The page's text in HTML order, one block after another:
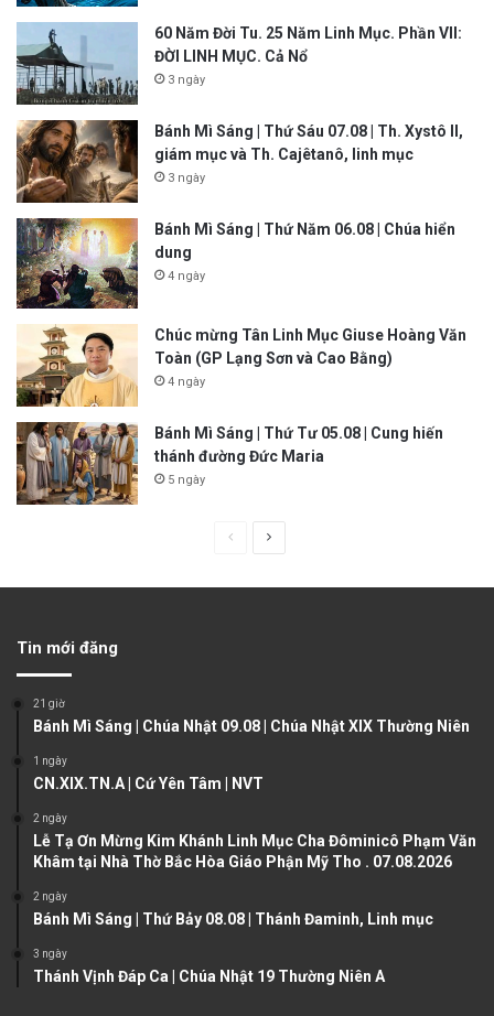
60 Năm Đời Tu. 25 Năm Linh Mục. Phần VII:
ĐỜI LINH MỤC. Cả Nổ
3 ngày
Bánh Mì Sáng | Thứ Sáu 07.08 | Th. Xystô II,
giám mục và Th. Cajêtanô, linh mục
3 ngày
Bánh Mì Sáng | Thứ Năm 06.08 | Chúa hiển
dung
4 ngày
Chúc mừng Tân Linh Mục Giuse Hoàng Văn
Toàn (GP Lạng Sơn và Cao Bằng)
4 ngày
Bánh Mì Sáng | Thứ Tư 05.08 | Cung hiến
thánh đường Đức Maria
5 ngày
u
p
g
g
Tin mới đăng
21 giờ
Bánh Mì Sáng | Chúa Nhật 09.08 | Chúa Nhật XIX Thường Niên
1 ngày
CN.XIX.TN.A | Cứ Yên Tâm | NVT
2 ngày
Lễ Tạ Ơn Mừng Kim Khánh Linh Mục Cha Đôminicô Phạm Văn
Khâm tại Nhà Thờ Bắc Hòa Giáo Phận Mỹ Tho . 07.08.2026
2 ngày
Bánh Mì Sáng | Thứ Bảy 08.08 | Thánh Đaminh, Linh mục
3 ngày
Thánh Vịnh Đáp Ca | Chúa Nhật 19 Thường Niên A